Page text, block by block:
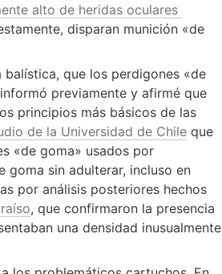
alto de heridas oculares
disparan munición «de
que los perdigones «de
previamente y afirmé que
principios más básicos de las
de la Universidad de Chile que
«de goma» usados por
goma sin adulterar, incluso en
por análisis posteriores hechos
, que confirmaron la presencia
una densidad inusualmente